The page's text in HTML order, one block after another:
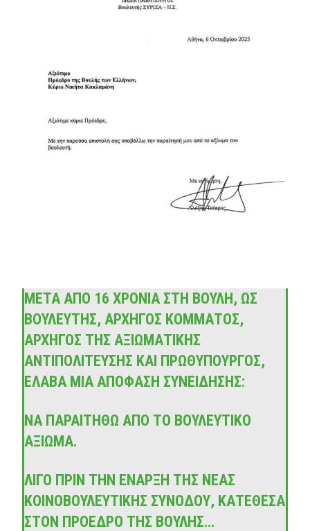
ΜΕΤΆ ΑΠΌ 16 ΧΡΌΝΙΑ ΣΤΗ ΒΟΥΛΉ, ΩΣ
ΒΟΥΛΕΥΤΉΣ, ΑΡΧΗΓΌΣ ΚΌΜΜΑΤΟΣ,
ΑΡΧΗΓΌΣ ΤΗΣ ΑΞΙΩΜΑΤΙΚΉΣ
ΑΝΤΙΠΟΛΊΤΕΥΣΗΣ ΚΑΙ ΠΡΩΘΥΠΟΥΡΓΌΣ,
ΈΛΑΒΑ ΜΙΑ ΑΠΌΦΑΣΗ ΣΥΝΕΊΔΗΣΗΣ:
ΝΑ ΠΑΡΑΙΤΗΘΏ ΑΠΌ ΤΟ ΒΟΥΛΕΥΤΙΚΌ
ΑΞΊΩΜΑ.
ΛΊΓΟ ΠΡΙΝ ΤΗΝ ΈΝΑΡΞΗ ΤΗΣ ΝΈΑΣ
ΚΟΙΝΟΒΟΥΛΕΥΤΙΚΉΣ ΣΥΝΌΔΟΥ, ΚΑΤΈΘΕΣΑ
ΣΤΟΝ ΠΡΌΕΔΡΟ ΤΗΣ ΒΟΥΛΉΣ…